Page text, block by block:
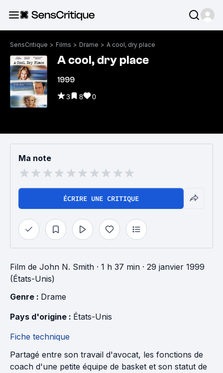
SensCritique > Films > Drame > A cool, dry place
A cool, dry place
1999
3 8 0
Ma note
ÉCRIRE UNE CRITIQUE
Film de John N. Smith · 1 h 37 min · 29 janvier 1999
(États-Unis)
Genre : Drame
Pays d'origine : États-Unis
Fiche technique
Partagé entre son travail d'avocat, les fonctions de
coach d'une petite équipe de basket et son statut de